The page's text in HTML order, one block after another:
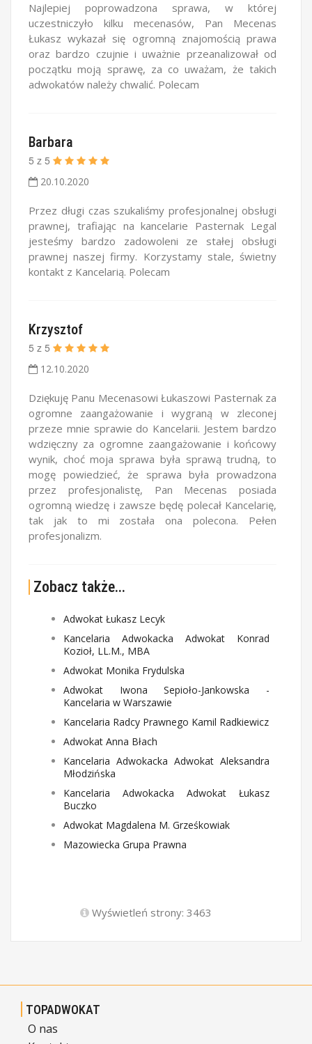
Najlepiej poprowadzona sprawa, w której
uczestniczyło kilku mecenasów, Pan Mecenas
Łukasz wykazał się ogromną znajomością prawa
oraz bardzo czujnie i uważnie przeanalizował od
początku moją sprawę, za co uważam, że takich
adwokatów należy chwalić. Polecam
Barbara
5 z 5
20.10.2020
Przez długi czas szukaliśmy profesjonalnej obsługi
prawnej, trafiając na kancelarie Pasternak Legal
jesteśmy bardzo zadowoleni ze stałej obsługi
prawnej naszej firmy. Korzystamy stale, świetny
kontakt z Kancelarią. Polecam
Krzysztof
5 z 5
12.10.2020
Dziękuję Panu Mecenasowi Łukaszowi Pasternak za
ogromne zaangażowanie i wygraną w zleconej
przeze mnie sprawie do Kancelarii. Jestem bardzo
wdzięczny za ogromne zaangażowanie i końcowy
wynik, choć moja sprawa była sprawą trudną, to
mogę powiedzieć, że sprawa była prowadzona
przez profesjonalistę, Pan Mecenas posiada
ogromną wiedzę i zawsze będę polecał Kancelarię,
tak jak to mi została ona polecona. Pełen
profesjonalizm.
Zobacz także...
Adwokat Łukasz Lecyk
Kancelaria Adwokacka Adwokat Konrad
Kozioł, LL.M., MBA
Adwokat Monika Frydulska
Adwokat Iwona Sepioło-Jankowska -
Kancelaria w Warszawie
Kancelaria Radcy Prawnego Kamil Radkiewicz
Adwokat Anna Błach
Kancelaria Adwokacka Adwokat Aleksandra
Młodzińska
Kancelaria Adwokacka Adwokat Łukasz
Buczko
Adwokat Magdalena M. Grześkowiak
Mazowiecka Grupa Prawna
Wyświetleń strony: 3463
TOPADWOKAT
O nas